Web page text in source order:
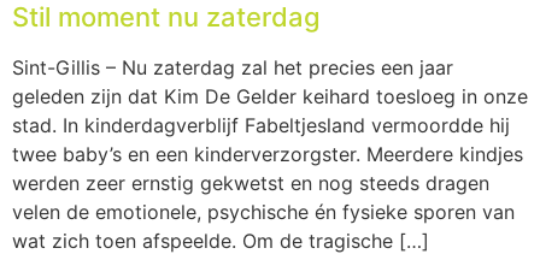
Stil moment nu zaterdag
Sint-Gillis – Nu zaterdag zal het precies een jaar
geleden zijn dat Kim De Gelder keihard toesloeg in onze
stad. In kinderdagverblijf Fabeltjesland vermoordde hij
twee baby’s en een kinderverzorgster. Meerdere kindjes
werden zeer ernstig gekwetst en nog steeds dragen
velen de emotionele, psychische én fysieke sporen van
wat zich toen afspeelde. Om de tragische […]